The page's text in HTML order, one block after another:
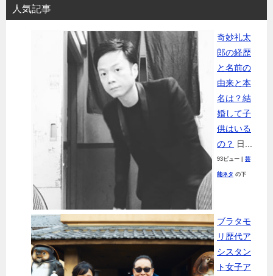
人気記事
奇妙礼太
郎の経歴
と名前の
由来と本
名は？結
婚して子
供はいる
の？ 日...
93ビュー 芸
能ネタ の下
ブラタモ
リ歴代ア
シスタン
ト女子ア